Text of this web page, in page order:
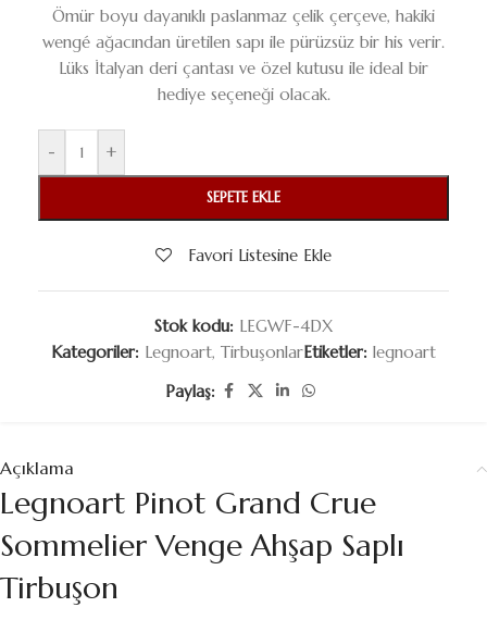
Ömür boyu dayanıklı paslanmaz çelik çerçeve, hakiki
wengé ağacından üretilen sapı ile pürüzsüz bir his verir.
Lüks İtalyan deri çantası ve özel kutusu ile ideal bir
hediye seçeneği olacak.
- +
SEPETE EKLE
Favori Listesine Ekle
Stok kodu: LEGWF-4DX
Kategoriler: Legnoart, TirbuşonlarEtiketler: legnoart
Paylaş:
Açıklama
Legnoart Pinot Grand Crue
Sommelier Venge Ahşap Saplı
Tirbuşon